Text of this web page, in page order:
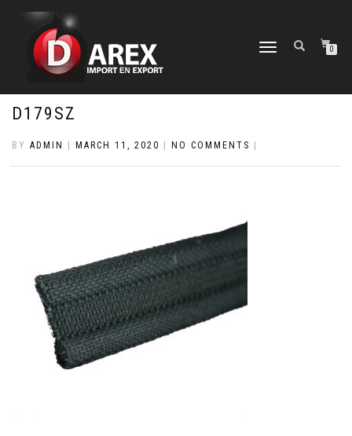
TOGGLE
0
D179SZ
BY ADMIN MARCH 11, 2020 NO COMMENTS